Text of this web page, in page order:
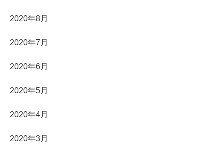
2020年8月
2020年7月
2020年6月
2020年5月
2020年4月
2020年3月